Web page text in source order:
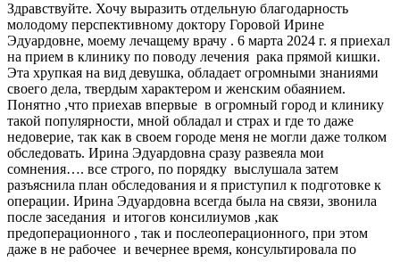
Здравствуйте. Хочу выразить отдельную благодарность
молодому перспективному доктору Горовой Ирине
Эдуардовне, моему лечащему врачу . 6 марта 2024 г. я приехал
на прием в клинику по поводу лечения рака прямой кишки.
Эта хрупкая на вид девушка, обладает огромными знаниями
своего дела, твердым характером и женским обаянием.
Понятно ,что приехав впервые в огромный город и клинику
такой популярности, мной обладал и страх и где то даже
недоверие, так как в своем городе меня не могли даже толком
обследовать. Ирина Эдуардовна сразу развеяла мои
сомнения…. все строго, по порядку выслушала затем
разъяснила план обследования и я приступил к подготовке к
операции. Ирина Эдуардовна всегда была на связи, звонила
после заседания и итогов консилиумов ,как
предоперационного , так и послеоперационного, при этом
даже в не рабочее и вечернее время, консультировала по